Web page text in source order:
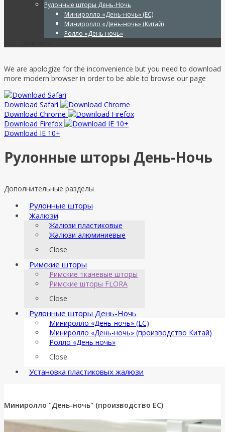
Рулонные шторы День-Ночь
Миниролло «День-ночь» (ЕС)
Миниролло «День-ночь» (Китай)
Ролло «День ночь»
We are apologize for the inconvenience but you need to download
more modern browser in order to be able to browse our page
Download Safari
Download Chrome
Download Firefox
Download IE 10+
Рулонные шторы День-Ночь
Дополнительные разделы
Рулонные шторы
Жалюзи
Жалюзи пластиковые
Жалюзи алюминиевые
Close
Римские шторы
Римские тканевые шторы
Римские шторы FLORA
Close
Рулонные шторы День-Ночь
Миниролло «День-ночь» (ЕС)
Миниролло «День-ночь» (производство Китай)
Ролло «День ночь»
Close
Установка пластиковых жалюзи
Миниролло "День-ночь" (производство ЕС)